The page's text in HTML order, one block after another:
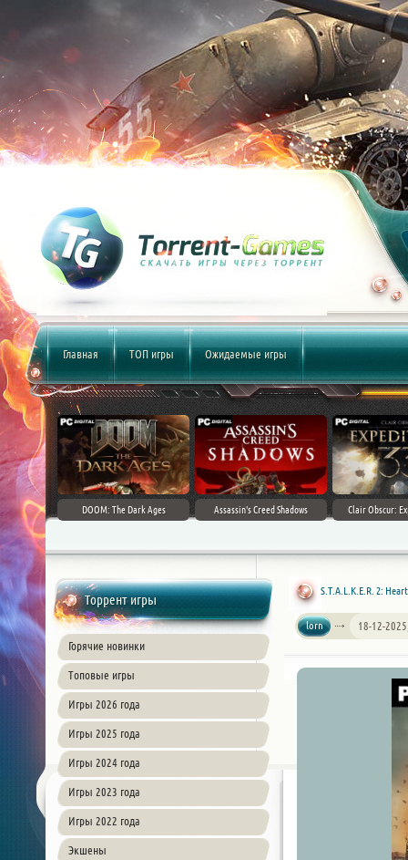
Главная ТОП игры Ожидаемые игры
DOOM: The Dark Ages Assassin's Creed Shadows Clair Obscur:
Торрент игры
Горячие новинки
Топовые игры
Игры 2026 года
Игры 2025 года
Игры 2024 года
Игры 2023 года
Игры 2022 года
Экшены
S.T.A.L.K.E.R. 2:
lorn 18-12-